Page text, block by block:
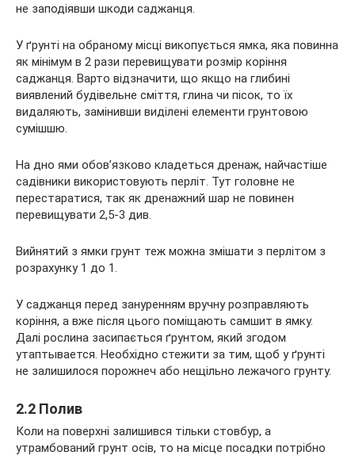
не заподіявши шкоди саджанця.
У ґрунті на обраному місці викопується ямка, яка повинна
як мінімум в 2 рази перевищувати розмір коріння
саджанця. Варто відзначити, що якщо на глибині
виявлений будівельне сміття, глина чи пісок, то їх
видаляють, замінивши виділені елементи грунтовою
сумішшю.
На дно ями обов’язково кладеться дренаж, найчастіше
садівники використовують перліт. Тут головне не
перестаратися, так як дренажний шар не повинен
перевищувати 2,5-3 див.
Вийнятий з ямки грунт теж можна змішати з перлітом з
розрахунку 1 до 1.
У саджанця перед зануренням вручну розправляють
коріння, а вже після цього поміщають самшит в ямку.
Далі рослина засипається ґрунтом, який згодом
утаптывается. Необхідно стежити за тим, щоб у ґрунті
не залишилося порожнеч або нещільно лежачого грунту.
2.2 Полив
Коли на поверхні залишився тільки стовбур, а
утрамбований грунт осів, то на місце посадки потрібно